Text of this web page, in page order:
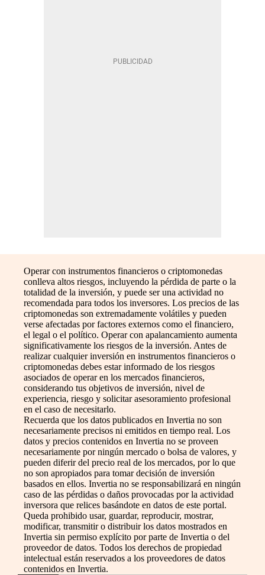
Operar con instrumentos financieros o criptomonedas
conlleva altos riesgos, incluyendo la pérdida de parte o la
totalidad de la inversión, y puede ser una actividad no
recomendada para todos los inversores. Los precios de las
criptomonedas son extremadamente volátiles y pueden
verse afectadas por factores externos como el financiero,
el legal o el político. Operar con apalancamiento aumenta
significativamente los riesgos de la inversión. Antes de
realizar cualquier inversión en instrumentos financieros o
criptomonedas debes estar informado de los riesgos
asociados de operar en los mercados financieros,
considerando tus objetivos de inversión, nivel de
experiencia, riesgo y solicitar asesoramiento profesional
en el caso de necesitarlo.
Recuerda que los datos publicados en Invertia no son
necesariamente precisos ni emitidos en tiempo real. Los
datos y precios contenidos en Invertia no se proveen
necesariamente por ningún mercado o bolsa de valores, y
pueden diferir del precio real de los mercados, por lo que
no son apropiados para tomar decisión de inversión
basados en ellos. Invertia no se responsabilizará en ningún
caso de las pérdidas o daños provocadas por la actividad
inversora que relices basándote en datos de este portal.
Queda prohibido usar, guardar, reproducir, mostrar,
modificar, transmitir o distribuir los datos mostrados en
Invertia sin permiso explícito por parte de Invertia o del
proveedor de datos. Todos los derechos de propiedad
intelectual están reservados a los proveedores de datos
contenidos en Invertia.